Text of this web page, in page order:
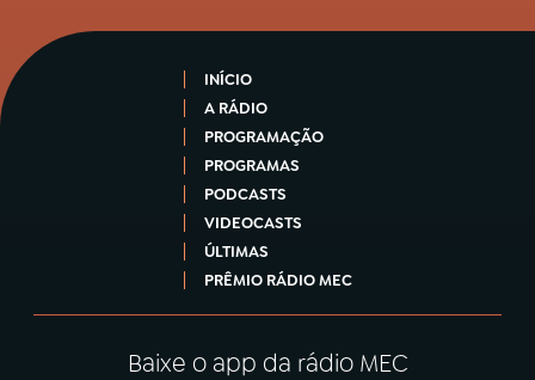
INÍCIO
A RÁDIO
PROGRAMAÇÃO
PROGRAMAS
PODCASTS
VIDEOCASTS
ÚLTIMAS
PRÊMIO RÁDIO MEC
Baixe o app da rádio MEC